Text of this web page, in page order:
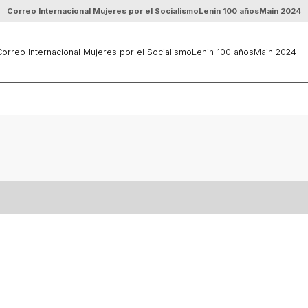
Correo Internacional Mujeres por el SocialismoLenin 100 añosMain 2024
Internacional Mujeres por el SocialismoLenin 100 añosMain 2024